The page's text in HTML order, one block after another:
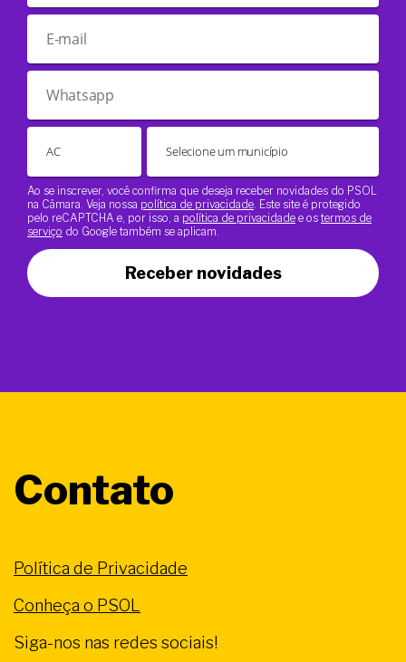
Ao se inscrever, você confirma que deseja receber novidades do PSOL
na Câmara. Veja nossa política de privacidade . Este site é protegido
pelo reCAPTCHA e, por isso, a política de privacidade e os termos de
serviço do Google também se aplicam.
Receber novidades
Contato
Política de Privacidade
Conheça o PSOL
Siga-nos nas redes sociais!